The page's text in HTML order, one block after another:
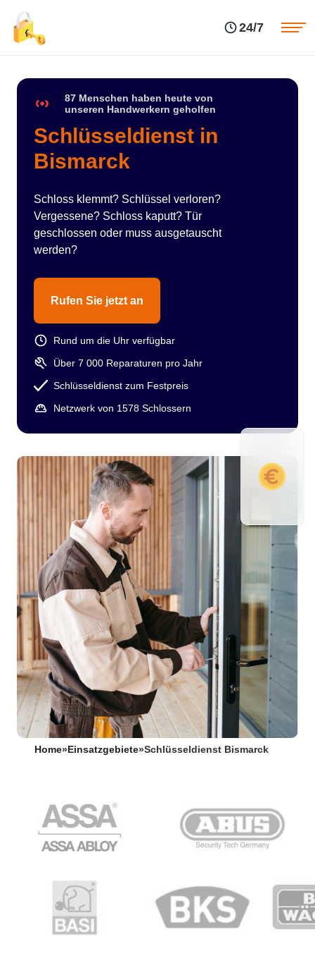
24/7
87 Menschen haben heute von
unseren Handwerkern geholfen
Schlüsseldienst in
Bismarck
Schloss klemmt? Schlüssel verloren?
Vergessene? Schloss kaputt? Tür
geschlossen oder muss ausgetauscht
werden?
Rufen Sie jetzt an
Rund um die Uhr verfügbar
Über 7 000 Reparaturen pro Jahr
Schlüsseldienst zum Festpreis
Netzwerk von 1578 Schlossern
Home» Einsatzgebiete»Schlüsseldienst Bismarck